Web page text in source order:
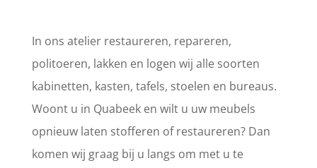
In ons atelier restaureren, repareren,
politoeren, lakken en logen wij alle soorten
kabinetten, kasten, tafels, stoelen en bureaus.
Woont u in Quabeek en wilt u uw meubels
opnieuw laten stofferen of restaureren? Dan
komen wij graag bij u langs om met u te